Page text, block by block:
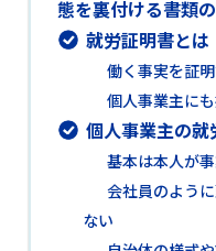
態を裏付ける書類
就労証明書とは
働く事実を証
個人事業主に
個人事業主の就
基本は本人が
会社員のよう
ない